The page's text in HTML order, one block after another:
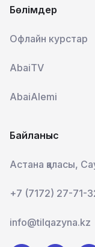
Бөлімдер
Офлайн курстар
AbaiTV
AbaiAlemi
Байланыс
Астана қаласы,
+7 (7172) 27-71-
info@tilqazyna.kz